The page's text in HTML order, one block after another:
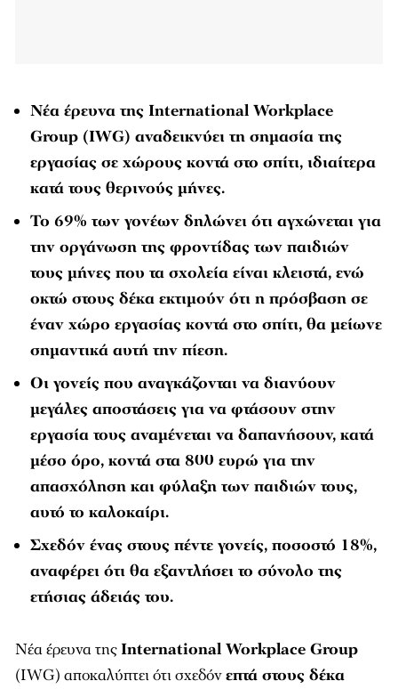
Νέα έρευνα της International Workplace
Group (IWG) αναδεικνύει τη σημασία της
εργασίας σε χώρους κοντά στο σπίτι, ιδιαίτερα
κατά τους θερινούς μήνες.
Το 69% των γονέων δηλώνει ότι αγχώνεται για
την οργάνωση της φροντίδας των παιδιών
τους μήνες που τα σχολεία είναι κλειστά, ενώ
οκτώ στους δέκα εκτιμούν ότι η πρόσβαση σε
έναν χώρο εργασίας κοντά στο σπίτι, θα μείωνε
σημαντικά αυτή την πίεση.
Οι γονείς που αναγκάζονται να διανύουν
μεγάλες αποστάσεις για να φτάσουν στην
εργασία τους αναμένεται να δαπανήσουν, κατά
μέσο όρο, κοντά στα 800 ευρώ για την
απασχόληση και φύλαξη των παιδιών τους,
αυτό το καλοκαίρι.
Σχεδόν ένας στους πέντε γονείς, ποσοστό 18%,
αναφέρει ότι θα εξαντλήσει το σύνολο της
ετήσιας άδειάς του.
Νέα έρευνα της International Workplace Group
(IWG) αποκαλύπτει ότι σχεδόνεπτά στους δέκα